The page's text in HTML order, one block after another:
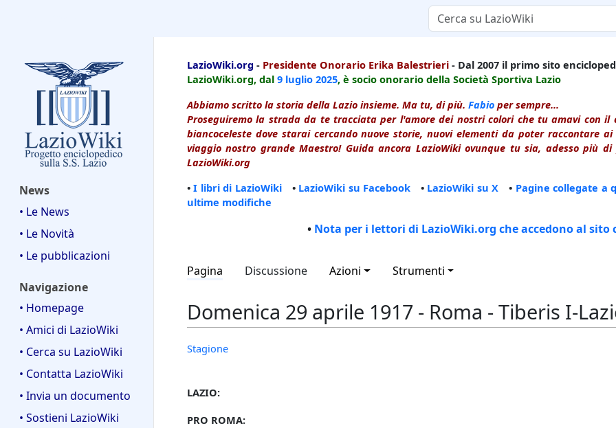
News
• Le News
• Le Novità
• Le pubblicazioni
Navigazione
• Homepage
• Amici di LazioWiki
• Cerca su LazioWiki
• Contatta LazioWiki
• Invia un documento
• Sostieni LazioWiki
LazioWiki.org - Presidente Onorario Erika Balestrieri - Dal 2007 il primo sito
LazioWiki.org, dal 9 luglio 2025, è socio onorario della Società Sportiva Lazio
Abbiamo scritto la storia della Lazio insieme. Ma tu, di più. Fabio per sempre...
Proseguiremo la strada da te tracciata per l'amore dei nostri colori che tu amavi con
biancoceleste dove starai cercando nuove storie, nuovi elementi da poter raccontare
viaggio nostro grande Maestro! Guida ancora LazioWiki ovunque tu sia, adesso più
LazioWiki.org
•I libri di LazioWiki• LazioWiki su Facebook • LazioWiki su X • Pagine collegate a
ultime modifiche
• Nota per i lettori di LazioWiki.org che accedono al sito
Pagina Discussione Azioni Strumenti
Domenica 29 aprile 1917 - Roma - Tiberis I-
Stagione
LAZIO:
PRO ROMA: